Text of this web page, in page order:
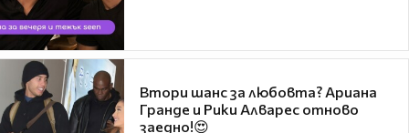
Втори шанс за любовта? Ариана
Гранде и Рики Алварес отново
заедно!😍